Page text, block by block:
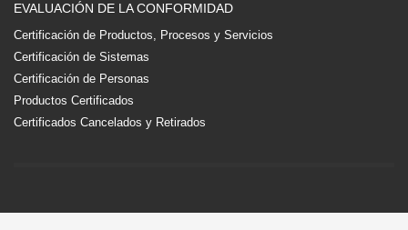
EVALUACIÓN DE LA CONFORMIDAD
Certificación de Productos, Procesos y Servicios
Certificación de Sistemas
Certificación de Personas
Productos Certificados
Certificados Cancelados y Retirados